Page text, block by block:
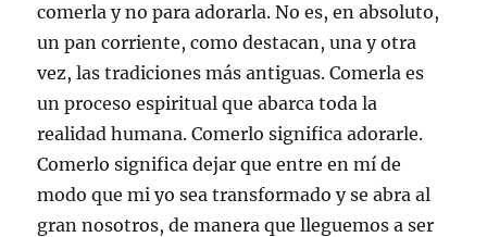
comerla y no para adorarla. No es, en absoluto,
un pan corriente, como destacan, una y otra
vez, las tradiciones más antiguas. Comerla es
un proceso espiritual que abarca toda la
realidad humana. Comerlo significa adorarle.
Comerlo significa dejar que entre en mí de
modo que mi yo sea transformado y se abra al
gran nosotros, de manera que lleguemos a ser